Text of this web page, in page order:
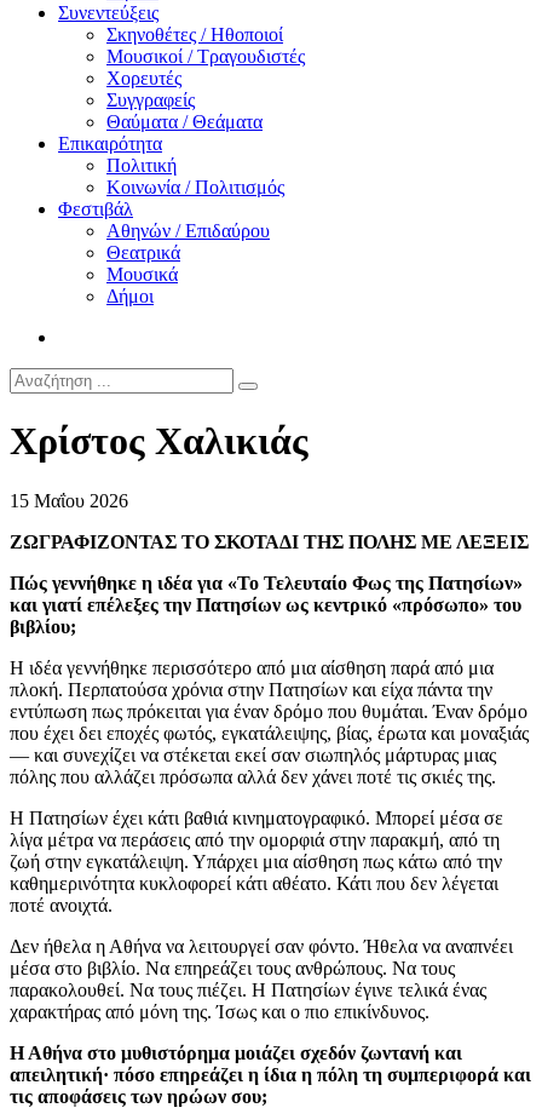
Συνεντεύξεις
Σκηνοθέτες / Ηθοποιοί
Μουσικοί / Τραγουδιστές
Χορευτές
Συγγραφείς
Θαύματα / Θεάματα
Επικαιρότητα
Πολιτική
Κοινωνία / Πολιτισμός
Φεστιβάλ
Αθηνών / Επιδαύρου
Θεατρικά
Μουσικά
Δήμοι
Χρίστος Χαλικιάς
15 Μαΐου 2026
ΖΩΓΡΑΦΙΖΟΝΤΑΣ ΤΟ ΣΚΟΤΑΔΙ ΤΗΣ ΠΟΛΗΣ ΜΕ ΛΕΞΕΙΣ
Πώς γεννήθηκε η ιδέα για «Το Τελευταίο Φως της Πατησίων»
και γιατί επέλεξες την Πατησίων ως κεντρικό «πρόσωπο» του
βιβλίου;
Η ιδέα γεννήθηκε περισσότερο από μια αίσθηση παρά από μια
πλοκή. Περπατούσα χρόνια στην Πατησίων και είχα πάντα την
εντύπωση πως πρόκειται για έναν δρόμο που θυμάται. Έναν δρόμο
που έχει δει εποχές φωτός, εγκατάλειψης, βίας, έρωτα και μοναξιάς
— και συνεχίζει να στέκεται εκεί σαν σιωπηλός μάρτυρας μιας
πόλης που αλλάζει πρόσωπα αλλά δεν χάνει ποτέ τις σκιές της.
Η Πατησίων έχει κάτι βαθιά κινηματογραφικό. Μπορεί μέσα σε
λίγα μέτρα να περάσεις από την ομορφιά στην παρακμή, από τη
ζωή στην εγκατάλειψη. Υπάρχει μια αίσθηση πως κάτω από την
καθημερινότητα κυκλοφορεί κάτι αθέατο. Κάτι που δεν λέγεται
ποτέ ανοιχτά.
Δεν ήθελα η Αθήνα να λειτουργεί σαν φόντο. Ήθελα να αναπνέει
μέσα στο βιβλίο. Να επηρεάζει τους ανθρώπους. Να τους
παρακολουθεί. Να τους πιέζει. Η Πατησίων έγινε τελικά ένας
χαρακτήρας από μόνη της. Ίσως και ο πιο επικίνδυνος.
Η Αθήνα στο μυθιστόρημα μοιάζει σχεδόν ζωντανή και
απειλητική· πόσο επηρεάζει η ίδια η πόλη τη συμπεριφορά και
τις αποφάσεις των ηρώων σου;